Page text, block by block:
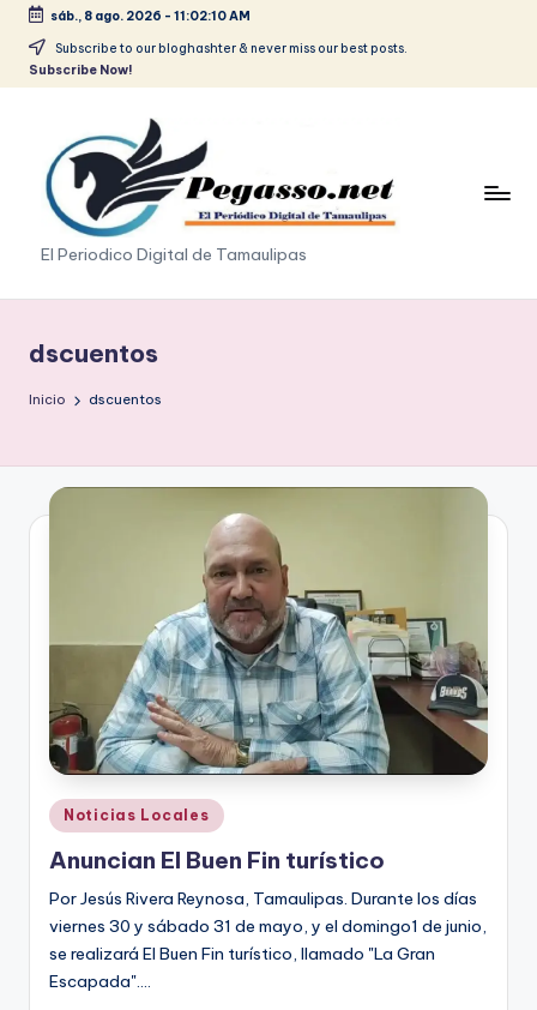
Saltar
sáb., 8 ago. 2026 - 11:02:10 AM
Subscribe to our bloghashter & never miss our best posts.
Subscribe Now!
p
e
g
s
.
s
El Periodico Digital de Tamaulipas
dscuentos
Inicio dscuentos
Publicado
en
Noticias Locales
Anuncian El Buen Fin turístico
Por Jesús Rivera Reynosa, Tamaulipas. Durante los días
viernes 30 y sábado 31 de mayo, y el domingo1 de junio,
se realizará El Buen Fin turístico, llamado "La Gran
Escapada".…